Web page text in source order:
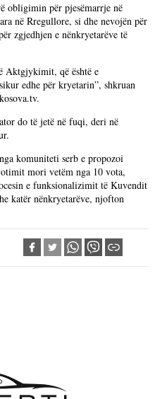
obligimin për pjesëmarrje në
në Rregullore, si dhe nevojën për
zgjedhjen e nënkryetarëve të
Aktgjykimit, që është e
edhe për kryetarin”, shkruan
do të jetë në fuqi, deri në
komuniteti serb e propozoi
mori vetëm nga 10 vota,
e funksionalizimit të Kuvendit
katër nënkryetarëve, njofton